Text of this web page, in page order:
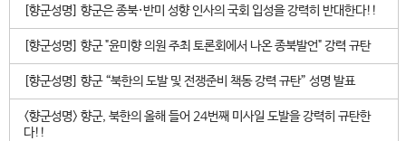
[향군성명] 향군은 종북·반미 성향 인사의 국회 입성을 강력히 반대한다!!
[향군성명] 향군 "윤미향 의원 주최 토론회에서 나온 종북발언" 강력 규탄
[향군성명] 향군 “북한의 도발 및 전쟁준비 책동 강력 규탄” 성명 발표
<향군성명> 향군, 북한의 올해 들어 24번째 미사일 도발을 강력히 규탄한
다!!